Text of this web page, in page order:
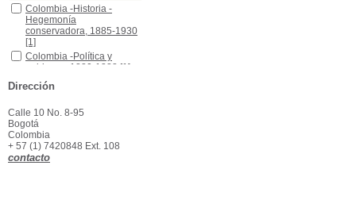
Colombia -Historia - Hegemonía conservadora, 1885-1930
Colombia -Historia -
Hegemonía
conservadora, 1885-1930
[1]
Colombia -Política y gobierno -1880-1888
Colombia -Política y
gobierno -1880-1888 [1]
Colombia -Política y gobierno -1896-1898
Colombia -Política y
gobierno -1896-1898
Dirección
Calle 10 No. 8-95
Bogotá
Colombia
+ 57 (1) 7420848 Ext. 108
contacto